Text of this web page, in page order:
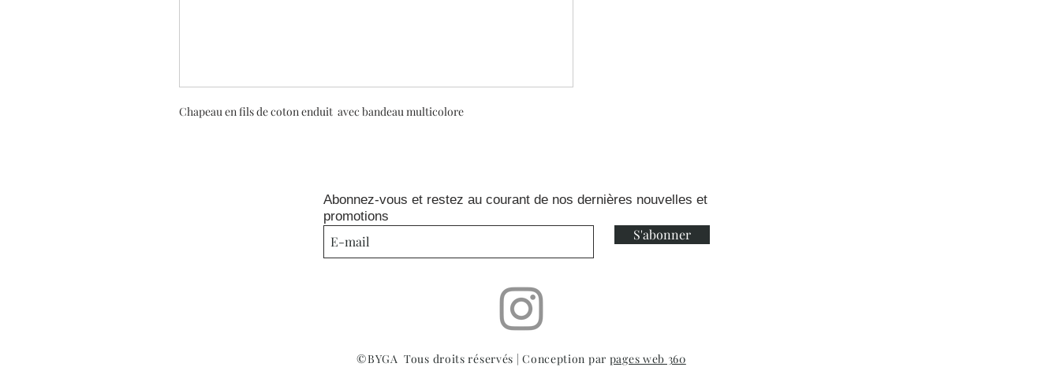
Chapeau en fils de coton enduit avec bandeau multicolore
Abonnez-vous et restez au courant de nos dernières nouvelles et
promotions
S'abonner
©BYGA Tous droits réservés | Conception par pages web 360